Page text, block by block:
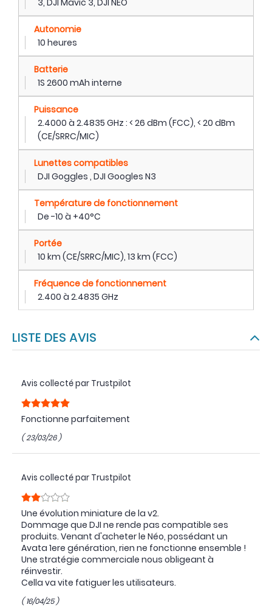
Autonomie
10 heures
Batterie
1S 2600 mAh interne
Puissance
2.4000 à 2.4835 GHz : < 26 dBm (FCC), < 20 dBm
(CE/SRRC/MIC)
Lunettes compatibles
DJI Goggles , DJI Googles N3
Température de fonctionnement
De -10 à +40°C
Portée
10 km (CE/SRRC/MIC), 13 km (FCC)
Fréquence de fonctionnement
2.400 à 2.4835 GHz
LISTE DES AVIS
Avis collecté par Trustpilot
Fonctionne parfaitement
( 23/03/26 )
Avis collecté par Trustpilot
Une évolution miniature de la v2.
Dommage que DJI ne rende pas compatible ses
produits. Venant d'acheter le Néo, possédant un
Avata 1ere génération, rien ne fonctionne ensemble !
Une stratégie commerciale nous obligeant à
réinvestir.
Cella va vite fatiguer les utilisateurs.
( 16/04/25 )